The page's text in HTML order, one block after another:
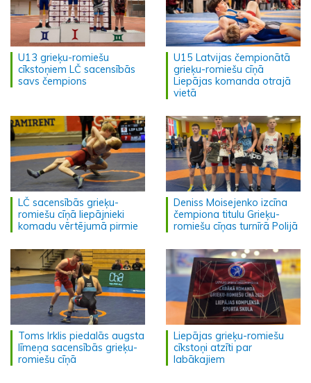
U13 grieķu-romiešu
cīkstoņiem LČ sacensībās
savs čempions
U15 Latvijas čempionātā
grieķu-romiešu cīņā
Liepājas komanda otrajā
vietā
LČ sacensībās grieķu-
romiešu cīņā liepājnieki
komadu vērtējumā pirmie
Deniss Moisejenko izcīna
čempiona titulu Grieķu-
romiešu cīņas turnīrā Polijā
Toms Irklis piedalās augsta
līmeņa sacensībās grieķu-
romiešu cīņā
Liepājas grieķu-romiešu
cīkstoņi atzīti par
labākajiem